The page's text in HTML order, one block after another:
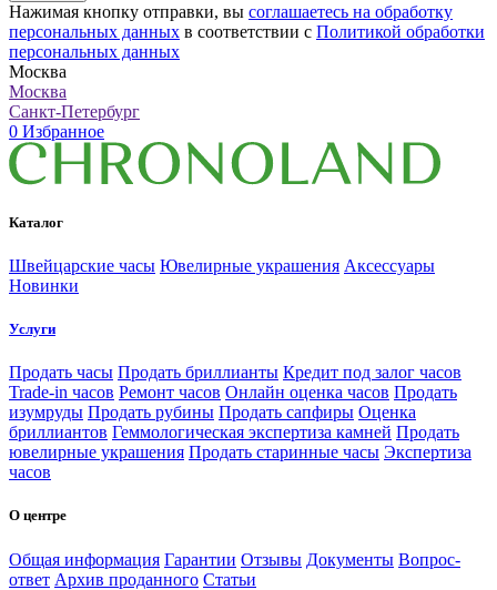
Нажимая кнопку отправки, вы соглашаетесь на обработку
персональных данных в соответствии с Политикой обработки
персональных данных
Москва
Москва
Санкт-Петербург
0 Избранное
Каталог
Швейцарские часы Ювелирные украшения Аксессуары
Новинки
Услуги
Продать часы Продать бриллианты Кредит под залог часов
Trade-in часов Ремонт часов Онлайн оценка часов Продать
изумруды Продать рубины Продать сапфиры Оценка
бриллиантов Геммологическая экспертиза камней Продать
ювелирные украшения Продать старинные часы Экспертиза
часов
О центре
Общая информация Гарантии Отзывы Документы Вопрос-
ответ Архив проданного Статьи